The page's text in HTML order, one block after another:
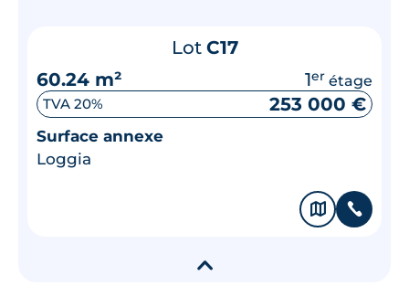
Lot C17
60.24 m²
1er étage
TVA 20% 253 000 €
Surface annexe
Loggia
🗞 📞
▾